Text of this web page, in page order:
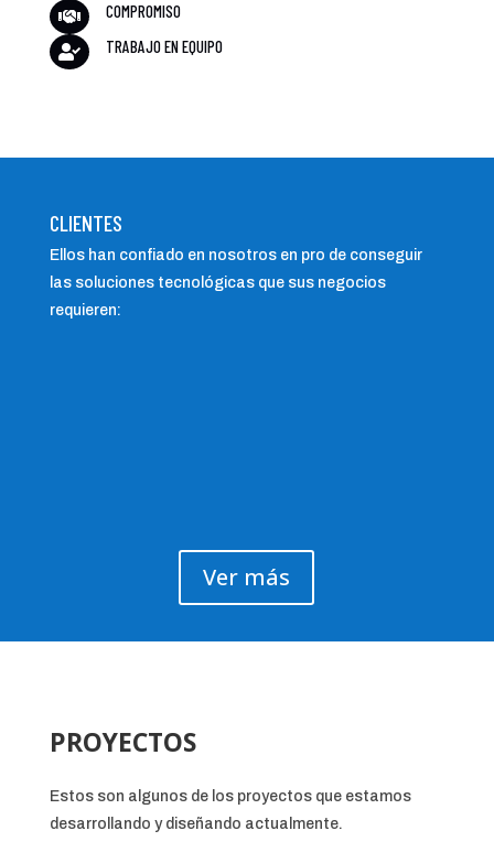
 COMPROMISO
 TRABAJO EN EQUIPO
CLIENTES
Ellos han confiado en nosotros en pro de conseguir
las soluciones tecnológicas que sus negocios
requieren:
Ver más
PROYECTOS
Estos son algunos de los proyectos que estamos
desarrollando y diseñando actualmente.